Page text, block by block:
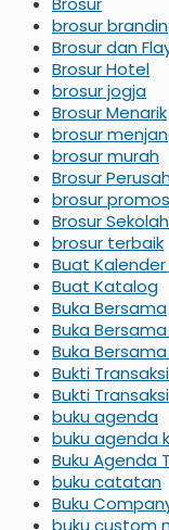
brosur
Brosur dan
Brosur Hotel
brosur jogja
Brosur Menarik
brosur
brosur murah
Brosur
brosur
Brosur Sekolah
brosur terbaik
Buat
Buat Katalog
Buka Bersama
Buka
Buka
Bukti Transaksi
Bukti
buku agenda
buku agenda
Buku Agenda
buku catatan
Buku
buku custom